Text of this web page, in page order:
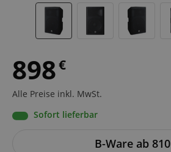
898€
Alle Preise inkl. MwSt.
Sofort lieferbar
B-Ware ab 810